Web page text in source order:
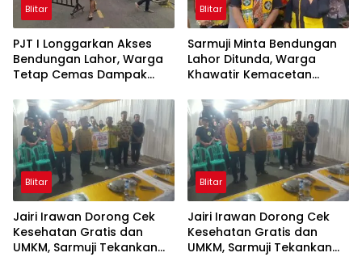
Blitar
PJT I Longgarkan Akses
Bendungan Lahor, Warga
Tetap Cemas Dampak
Penutupan Total
Blitar
Sarmuji Minta Bendungan
Lahor Ditunda, Warga
Khawatir Kemacetan
Blitar
Jairi Irawan Dorong Cek
Kesehatan Gratis dan
UMKM, Sarmuji Tekankan
Blitar
Jairi Irawan Dorong Cek
Kesehatan Gratis dan
UMKM, Sarmuji Tekankan